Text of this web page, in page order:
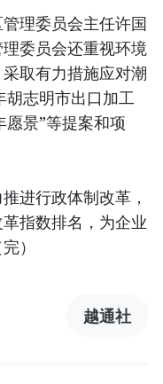
理委员会主任许国
委员会还重视环境
取有力措施应对潮
胡志明市出口加工
景”等提案和项
进行政体制改革，
指数排名，为企业
）
越通社